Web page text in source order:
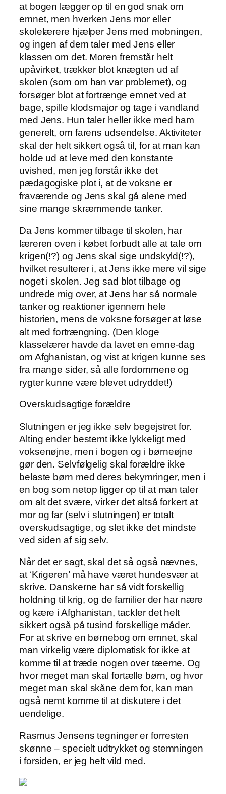
at bogen lægger op til en god snak om
emnet, men hverken Jens mor eller
skolelærere hjælper Jens med mobningen,
og ingen af dem taler med Jens eller
klassen om det. Moren fremstår helt
upåvirket, trækker blot knægten ud af
skolen (som om han var problemet), og
forsøger blot at fortrænge emnet ved at
bage, spille klodsmajor og tage i vandland
med Jens. Hun taler heller ikke med ham
generelt, om farens udsendelse. Aktiviteter
skal der helt sikkert også til, for at man kan
holde ud at leve med den konstante
uvished, men jeg forstår ikke det
pædagogiske plot i, at de voksne er
fraværende og Jens skal gå alene med
sine mange skræmmende tanker.
Da Jens kommer tilbage til skolen, har
læreren oven i købet forbudt alle at tale om
krigen(!?) og Jens skal sige undskyld(!?),
hvilket resulterer i, at Jens ikke mere vil sige
noget i skolen. Jeg sad blot tilbage og
undrede mig over, at Jens har så normale
tanker og reaktioner igennem hele
historien, mens de voksne forsøger at løse
alt med fortrængning. (Den kloge
klasselærer havde da lavet en emne-dag
om Afghanistan, og vist at krigen kunne ses
fra mange sider, så alle fordommene og
rygter kunne være blevet udryddet!)
Overskudsagtige forældre
Slutningen er jeg ikke selv begejstret for.
Alting ender bestemt ikke lykkeligt med
voksenøjne, men i bogen og i børneøjne
gør den. Selvfølgelig skal forældre ikke
belaste børn med deres bekymringer, men i
en bog som netop ligger op til at man taler
om alt det svære, virker det altså forkert at
mor og far (selv i slutningen) er totalt
overskudsagtige, og slet ikke det mindste
ved siden af sig selv.
Når det er sagt, skal det så også nævnes,
at ‘Krigeren’ må have været hundesvær at
skrive. Danskerne har så vidt forskellig
holdning til krig, og de familier der har nære
og kære i Afghanistan, tackler det helt
sikkert også på tusind forskellige måder.
For at skrive en børnebog om emnet, skal
man virkelig være diplomatisk for ikke at
komme til at træde nogen over tæerne. Og
hvor meget man skal fortælle børn, og hvor
meget man skal skåne dem for, kan man
også nemt komme til at diskutere i det
uendelige.
Rasmus Jensens tegninger er forresten
skønne – specielt udtrykket og stemningen
i forsiden, er jeg helt vild med.